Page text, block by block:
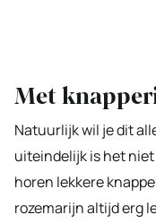
Met
Natuurlijk wil je dit
uiteindelijk is het
horen lekkere
rozemarijn altijd erg